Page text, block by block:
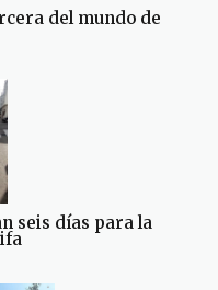
del mundo de
seis días para la